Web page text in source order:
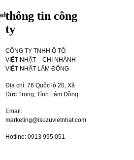
thông tin công
ty
CÔNG TY TNHH Ô TÔ
VIỆT NHẬT – CHI NHÁNH
VIỆT NHẬT LÂM ĐỒNG
Địa chỉ: 76 Quốc lộ 20, Xã
Đức Trọng, Tỉnh Lâm Đồng
Email:
marketing@isuzuvietnhat.com
Hotline: 0913 995 051